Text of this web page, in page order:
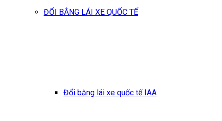
ĐỔI BẰNG LÁI XE QUỐC TẾ
Đổi bằng lái xe quốc tế IAA